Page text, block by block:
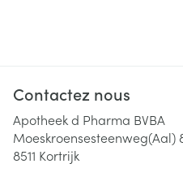
Contactez nous
Apotheek d Pharma BVBA
Moeskroensesteenweg(Aal)
8511 Kortrijk